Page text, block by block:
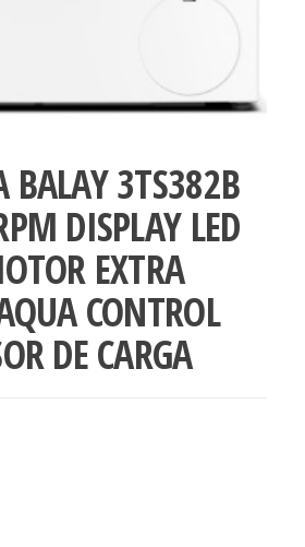
BALAY 3TS382B
DISPLAY LED
EXTRA
CONTROL
DE CARGA